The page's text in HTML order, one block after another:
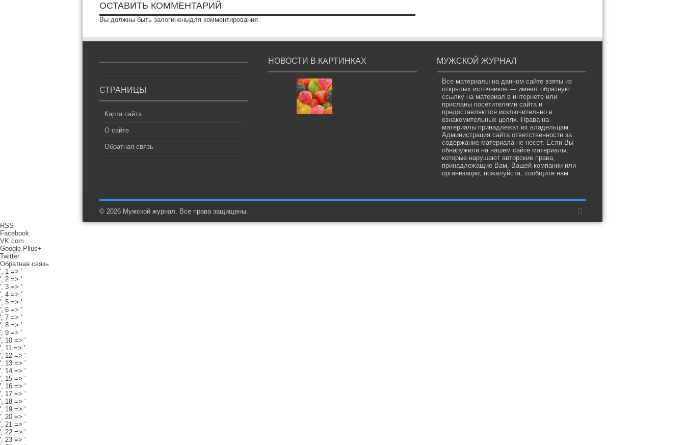
ОСТАВИТЬ КОММЕНТАРИЙ
Вы должны быть залогиненыдля комментирования
СТРАНИЦЫ
Карта сайта
О сайте
Обратная связь
НОВОСТИ В КАРТИНКАХ МУЖСКОЙ ЖУРНАЛ
Все материалы на данном сайте взяты из
открытых источников — имеют обратную
ссылку на материал в интернете или
присланы посетителями сайта и
предоставляются исключительно в
ознакомительных целях. Права на
материалы принадлежат их владельцам.
Администрация сайта ответственности за
содержание материала не несет. Если Вы
обнаружили на нашем сайте материалы,
которые нарушают авторские права,
принадлежащие Вам, Вашей компании или
организации, пожалуйста, сообщите нам.
© 2026 Мужской журнал. Все права защищены.
RSS
Facebook
VK.com
Google Pllus+
Twitter
Обратная связь
', 1 => '
', 2 => '
', 3 => '
', 4 => '
', 5 => '
', 6 => '
', 7 => '
', 8 => '
', 9 => '
', 10 => '
', 11 => '
', 12 => '
', 13 => '
', 14 => '
', 15 => '
', 16 => '
', 17 => '
', 18 => '
', 19 => '
', 20 => '
', 21 => '
', 22 => '
', 23 => '